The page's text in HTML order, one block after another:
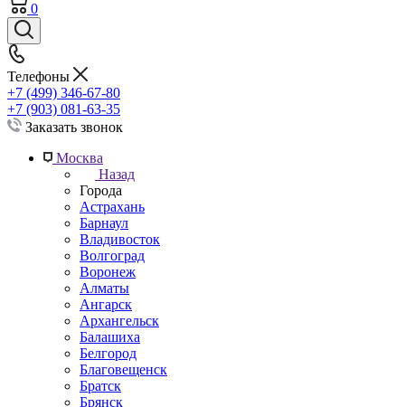
0
Телефоны
+7 (499) 346-67-80
+7 (903) 081-63-35
Заказать звонок
Москва
Назад
Города
Астрахань
Барнаул
Владивосток
Волгоград
Воронеж
Алматы
Ангарск
Архангельск
Балашиха
Белгород
Благовещенск
Братск
Брянск